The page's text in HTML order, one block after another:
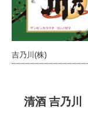
吉乃川(株)
清酒 吉乃